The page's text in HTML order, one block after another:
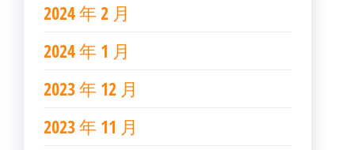
2024 年 2 月
2024 年 1 月
2023 年 12 月
2023 年 11 月